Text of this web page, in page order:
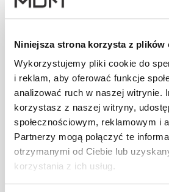
Niniejsza strona korzysta z plików
Wykorzystujemy pliki cookie do
i reklam, aby oferować funkcje
analizować ruch w naszej witrynie.
korzystasz z naszej witryny,
społecznościowym, reklamowym i
Partnerzy mogą połączyć te
otrzymanymi od Ciebie lub
korzystania z ich usług.
Warianty
PRODUKT
Wspornik ławy
komin. L TOX
[G] brązowy
Wspornik ławy
komin. L TOX